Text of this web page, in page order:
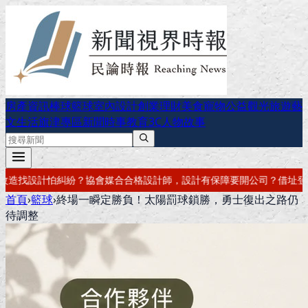
房產資訊棒球籃球室內設計創業理財美食寵物公益觀光旅遊藝
文生活旗津專區新聞時事教育3C人物故事
設計有保障要開公司？借址登記・公司設立・工商登記一次辦好記帳
首頁›籃球›終場一瞬定勝負！太陽罰球鎖勝，勇士復出之路仍
待調整